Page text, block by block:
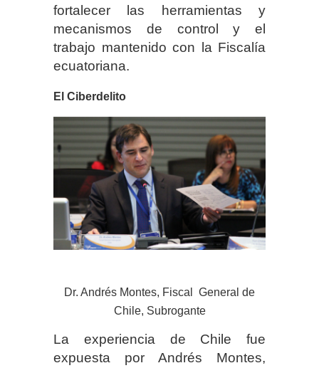
fortalecer las herramientas y
mecanismos de control y el
trabajo mantenido con la Fiscalía
ecuatoriana.
El Ciberdelito
Dr. Andrés Montes, Fiscal General de
Chile, Subrogante
La experiencia de Chile fue
expuesta por Andrés Montes,